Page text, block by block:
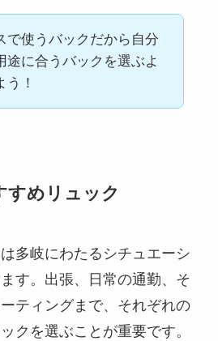
で使うバックだから自分
途に合うバックを選ぶよ
う！
すめリュック
多岐にわたるシチュエーシ
す。出張、日常の通勤、そ
ティングまで、それぞれの
クを選ぶことが重要です。